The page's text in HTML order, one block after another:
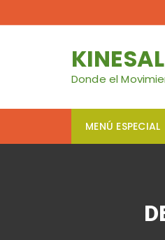
to
Donde el
MENÚ ESPECIAL